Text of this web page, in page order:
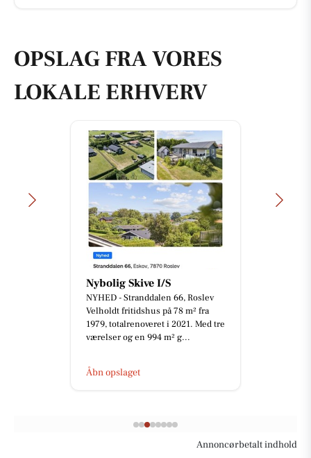
OPSLAG FRA VORES
LOKALE ERHVERV
Nybolig Skive I/S
NYHED - Stranddalen 66, Roslev
Velholdt fritidshus på 78 m² fra
1979, totalrenoveret i 2021. Med tre
værelser og en 994 m² g...
Åbn opslaget
Annoncørbetalt indhold